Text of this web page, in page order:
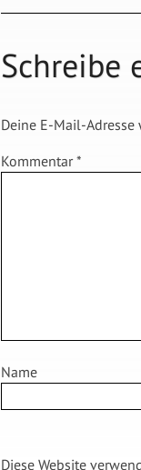
Schreibe
Deine E-Mail-
Kommentar*
Name
Diese Website